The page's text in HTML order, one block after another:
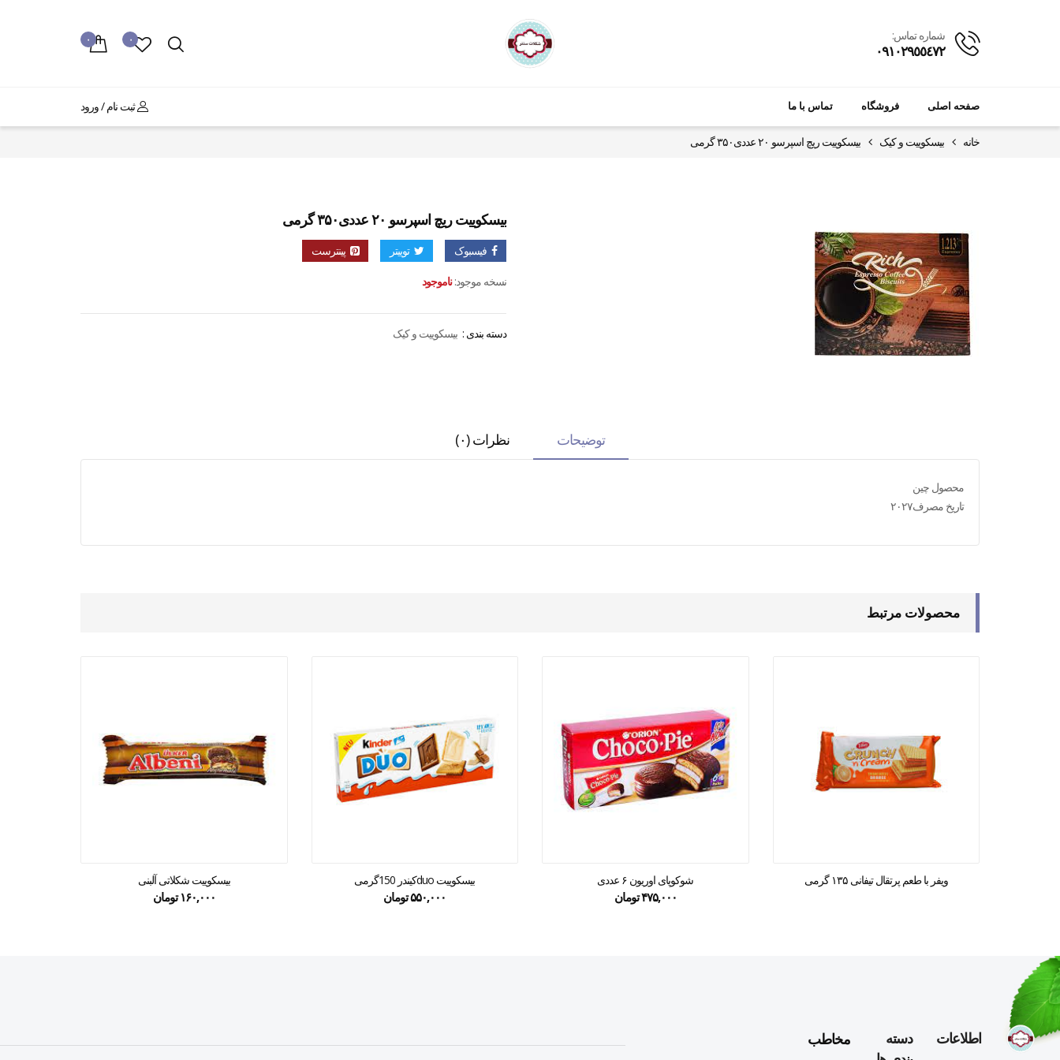
شماره تماس:
٠٩١٠٢٩٥٥٤٧٢
۰ ۰
صفحه اصلی فروشگاه تماس با ما ثبت نام / ورود
خانه بیسکوییت و کیک بیسکوییت ریچ اسپرسو ۲۰ عددی۳۵۰ گرمی
بیسکوییت ریچ اسپرسو ۲۰ عددی۳۵۰ گرمی
فیسبوک توییتر پینترست
نسخه موجود: ناموجود
دسته بندی : بیسکوییت و کیک
توضیحات نظرات (۰)
محصول چین
تاریخ مصرف۲۰۲۷
محصولات مرتبط
ویفر با طعم پرتقال تیفانی ۱۳۵ گرمی شوکوپای اوریون ۶ عددی
۴۷۵,۰۰۰تومان
بیسکوییت duoکیندر 150گرمی
۵۵۰,۰۰۰تومان
بیسکوییت شکلاتی آلبنی
۱۶۰,۰۰۰ تومان
اطلاعات
دسته
مخاطب